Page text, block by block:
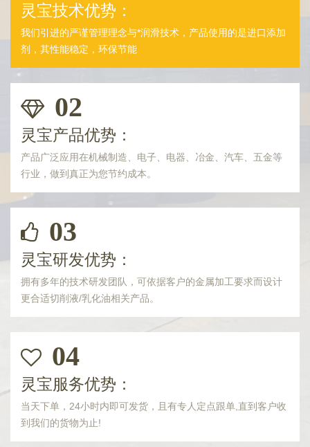
灵宝技术优势：
我们引进的严谨管理理念与*润滑技术，产品使用的是进口添加
剂，其性能稳定，环保节能
02
灵宝产品优势：
产品广泛应用在机械制造、电子、电器、冶金、汽车、五金等
行业，做到真正为您节约成本。
03
灵宝研发优势：
拥有多年的技术研发团队，可依据客户的金属加工要求而设计
更合适切削液/乳化油相关产品。
04
灵宝服务优势：
当天下单，24小时内即可发货，且有专人定点跟单,直到客户收
到我们的货物为止!